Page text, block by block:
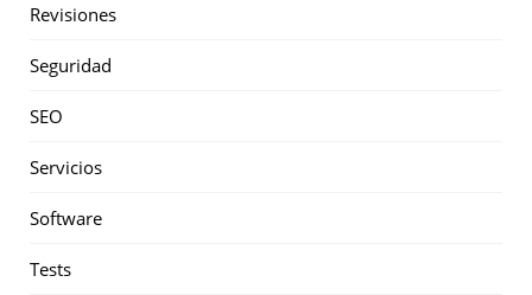
Revisiones
Seguridad
SEO
Servicios
Software
Tests